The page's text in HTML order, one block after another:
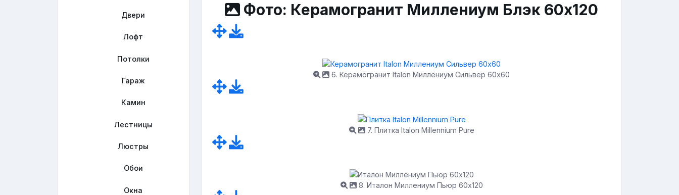
Двери
Лофт
Потолки
Гараж
Камин
Лестницы
Люстры
Обои
Окна
Фото: Керамогранит Миллениум Блэк 60х120
6. Керамогранит Italon Миллениум Сильвер 60х60
7. Плитка Italon Millennium Pure
8. Италон Миллениум Пьюр 60х120